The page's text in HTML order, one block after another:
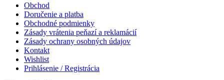
Obchod
Doručenie a platba
Obchodné podmienky
Zásady vrátenia peňazí a reklamácií
Zásady ochrany osobných údajov
Kontakt
Wishlist
Prihlásenie / Registrácia